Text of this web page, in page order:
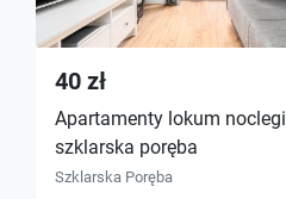
40 zł
Apartamenty lokum noclegi
szklarska poręba
Szklarska Poręba